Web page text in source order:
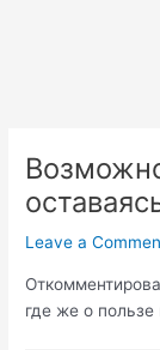
Leave a
где же о пользе